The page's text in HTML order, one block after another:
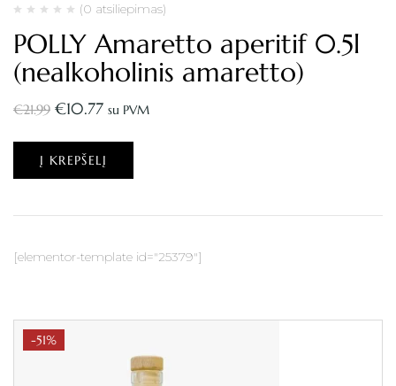
(0 atsiliepimas)
POLLY Amaretto aperitif 0.5l
(nealkoholinis amaretto)
€21.99 €10.77 su PVM
Į KREPŠELĮ
[elementor-template id="25379"]
-51%